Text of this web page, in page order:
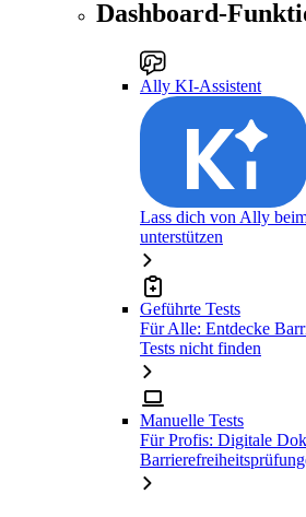
Dashboard-
Ally KI-Assistent
Lass dich von Ally
unterstützen
Geführte Tests
Für Alle: Entdecke
Tests nicht finden
Manuelle Tests
Für Profis: Digitale